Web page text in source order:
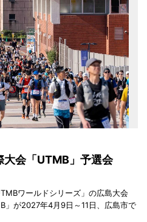
大会「UTMB」予選会
ワールドシリーズ」の広島大会
」が2027年4月9日～11日、広島市で